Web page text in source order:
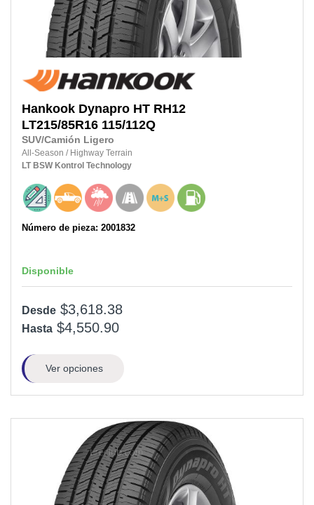
Hankook Dynapro HT RH12
LT215/85R16 115/112Q
SUV/Camión Ligero
All-Season / Highway Terrain
LT BSW Kontrol Technology
Número de pieza: 2001832
Disponible
Desde $3,618.38
Hasta $4,550.90
Ver opciones